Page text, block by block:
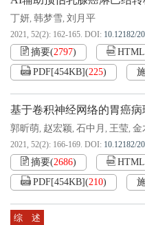
丁妍, 韩梦雪, 刘月平
2021, 52(2): 162-165. DOI: 10.12182/
摘要(2797)
PDF[454KB](225)
基于卷积神经网络的胃癌
郭昕萌, 赵宏颖, 石中月 , 王莹, 金
2021, 52(2): 166-169. DOI: 10.12182/
摘要(2686)
PDF[454KB](210)
综 述